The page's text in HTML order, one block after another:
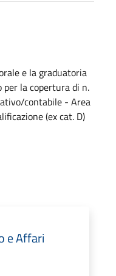
e la graduatoria
per la copertura di n.
contabile - Area
(ex cat. D)
e Affari